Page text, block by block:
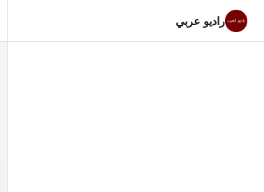
راديو عربي